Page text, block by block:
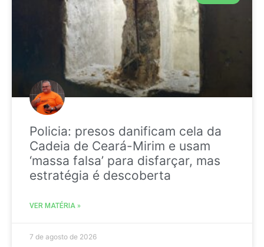
Policia: presos danificam cela da
Cadeia de Ceará-Mirim e usam
‘massa falsa’ para disfarçar, mas
estratégia é descoberta
VER MATÉRIA »
7 de agosto de 2026